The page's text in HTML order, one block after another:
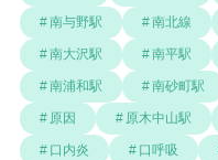
南与野駅 南北線
南大沢駅 南平駅
南浦和駅 南砂町駅
原因 原木中山駅
口内炎 口呼吸